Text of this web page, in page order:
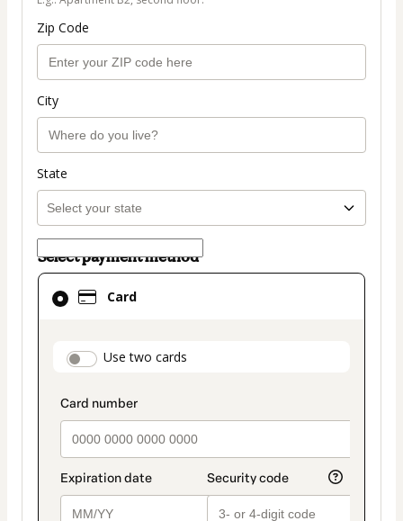
Zip Code
City
State
Select payment method
Card
payment_data.section_title_v2
Use two cards
Card
selected
method